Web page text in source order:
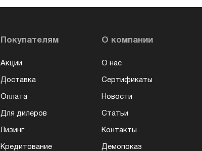
Покупателям
Акции
Доставка
Оплата
Для дилеров
Лизинг
Кредитование
О компании
О нас
Сертификаты
Новости
Статьи
Контакты
Демопоказ